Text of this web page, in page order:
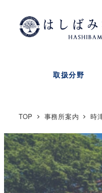
移
動
取扱分野
TOP 事務所案内 時